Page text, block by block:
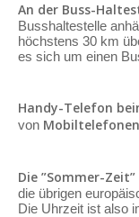
An der Buss-
Busshaltestelle
höchstens 30 km
es sich um einen
Handy-Telefon
von Mobiltelefonen
Die ”Sommer-
die übrigen
Die Uhrzeit ist also